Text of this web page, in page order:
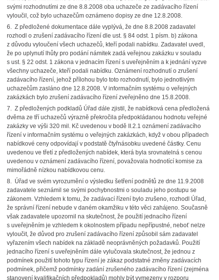
svými rozhodnutími ze dne 8.8.2008 oba uchazeče ze zadávacího řízení
vyloučil, což bylo uchazečům oznámeno dopisy ze dne 12.8.2008.
6. Z předložené dokumentace dále vyplývá, že dne 8.8.2008 zadavatel
rozhodl o zrušení zadávacího řízení dle ust. § 84 odst. 1 písm. b) zákona
z důvodu vyloučení všech uchazečů, kteří podali nabídku. Zadavatel uvedl,
že po uplynutí lhůty pro podání námitek zadá veřejnou zakázku v souladu
s ust. § 22 odst. 1 zákona v jednacím řízení s uveřejněním a k jednání vyzve
všechny uchazeče, kteří podali nabídku. Oznámení rozhodnutí o zrušení
zadávacího řízení, jehož přílohou bylo toto rozhodnutí, bylo jednotlivým
uchazečům zasláno dne 12.8.2008. V informačním systému o veřejných
zakázkách bylo zrušení zadávacího řízení zveřejněno dne 15.8.2008.
7. Z předložených podkladů Úřad dále zjistil, že nabídková cena předložená
dvěma ze tří uchazečů výrazně překročila předpokládanou hodnotu veřejné
zakázky ve výši 320 mil. Kč uvedenou v bodě II.2.1 oznámení zadávacího
řízení v informačním systému o veřejných zakázkách, když v obou případech
nabídkové ceny odpovídají v podstatě čtyřnásobku uvedené částky. Cenu
uvedenou ve třetí z předložených nabídek, která byla srovnatelná s cenou
uvedenou v oznámení zadávacího řízení, považovala hodnotící komise za
mimořádně nízkou nabídkovou cenu.
8. Úřad ve svém vyrozumění o výsledku šetření podnětů ze dne 11.9.2008
zadavatele seznámil se svými pochybnostmi o souladu jeho postupu se
zákonem. Vzhledem k tomu, že zadávací řízení bylo zrušeno, rozhodl Úřad,
že správní řízení nebude v daném okamžiku v této věci zahájeno. Současně
však zadavatele upozornil na skutečnost, že použití jednacího řízení
s uveřejněním je vzhledem k okolnostem případu nepřípustné, neboť nelze
vyloučit, že důvod pro zrušení zadávacího řízení způsobil sám zadavatel
vyřazením všech nabídek na základě neoprávněných požadavků. Použití
jednacího řízení s uveřejněním dále vylučovala skutečnost, že jednou z
podmínek použití tohoto typu řízení je zákaz podstatné změny zadávacích
podmínek, přičemž podmínky zadání zrušeného zadávacího řízení (zejména
stanovení kvalifikačních předpokladů) mohly být vymezeny v rozporu